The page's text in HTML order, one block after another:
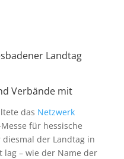
Landtag
Verbände mit
das Netzwerk
für hessische
der Landtag in
lag – wie der Name der